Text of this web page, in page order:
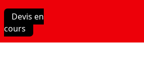
Devis en
cours